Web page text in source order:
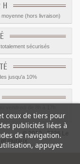
H
(hors livraison)
sécurisés
jusqu'a 10%
© 2012 - 2026 Le
muraux
ceux de tiers pour
publicités liées à
de navigation.
appuyez